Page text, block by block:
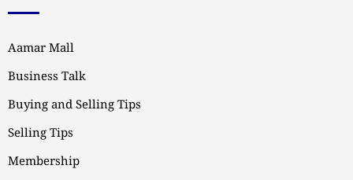
Aamar Mall
Business Talk
Buying and Selling Tips
Selling Tips
Membership